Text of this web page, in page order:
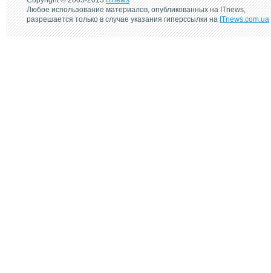
Любое использование материалов, опубликованных на ITnews,
разрешается только в случае указания гиперссылки наITnews.com.ua